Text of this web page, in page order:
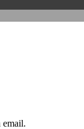
email.